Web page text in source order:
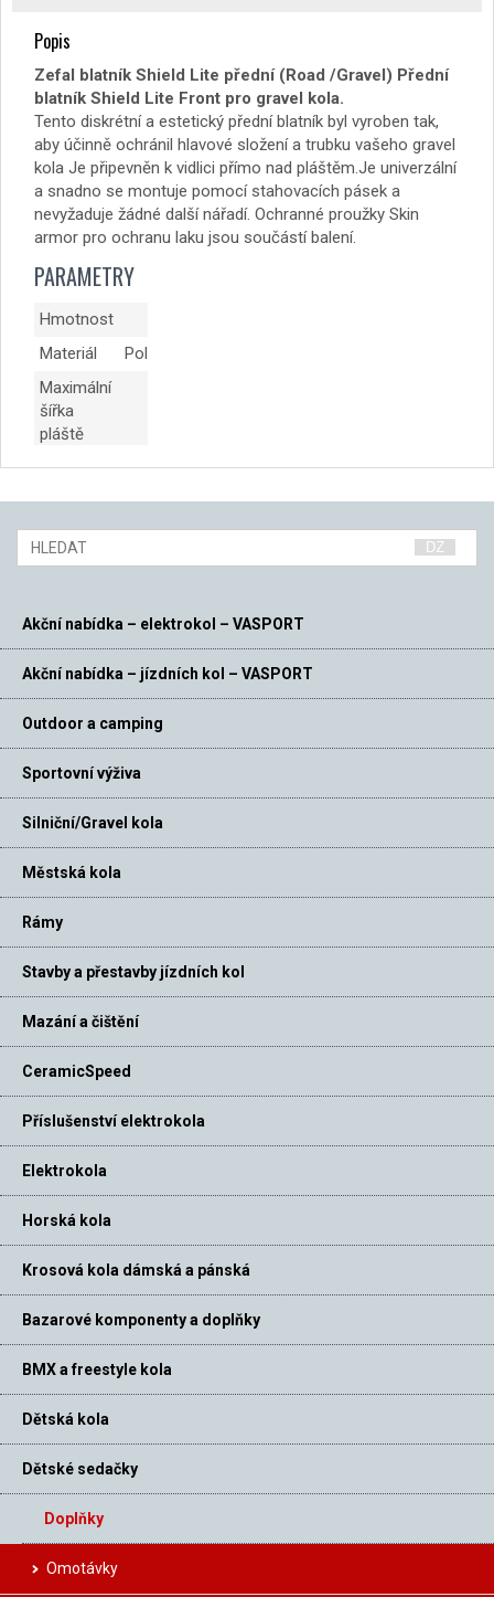
Popis
Zefal blatník Shield Lite přední (Road /Gravel) Přední
blatník Shield Lite Front pro gravel kola.
Tento diskrétní a estetický přední blatník byl vyroben tak,
aby účinně ochránil hlavové složení a trubku vašeho gravel
kola Je připevněn k vidlici přímo nad pláštěm.Je univerzální
a snadno se montuje pomocí stahovacích pásek a
nevyžaduje žádné další nářadí. Ochranné proužky Skin
armor pro ochranu laku jsou součástí balení.
PARAMETRY
Hmotnost
Materiál
Polypropylen
Maximální
šířka
pláště
164 x
Akční nabídka – elektrokol – VASPORT
Akční nabídka – jízdních kol – VASPORT
Outdoor a camping
Sportovní výživa
Silniční/Gravel kola
Městská kola
Rámy
Stavby a přestavby jízdních kol
Mazání a čištění
CeramicSpeed
Příslušenství elektrokola
Elektrokola
Horská kola
Krosová kola dámská a pánská
Bazarové komponenty a doplňky
BMX a freestyle kola
Dětská kola
Dětské sedačky
Doplňky
Omotávky